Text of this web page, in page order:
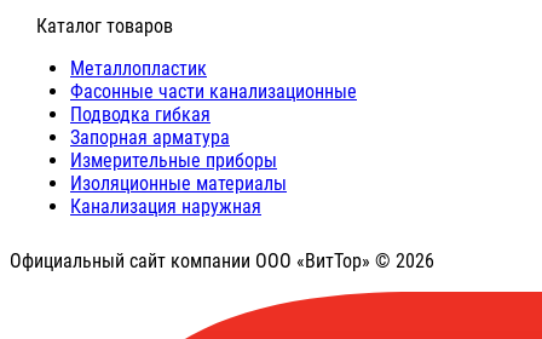
⠀Каталог товаров
Металлопластик
Фасонные части канализационные
Подводка гибкая
Запорная арматура
Измерительные приборы
Изоляционные материалы
Канализация наружная
Официальный сайт компании ООО «ВитТор» © 2026